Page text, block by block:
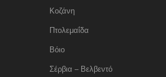
Κοζάνη
Πτολεμαΐδα
Βόιο
Σέρβια – Βελβεντό